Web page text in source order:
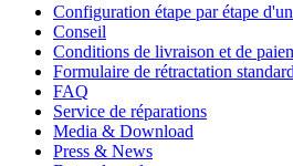
Configuration étape par étape
Conseil
Conditions de livraison et de
Formulaire de rétractation standard
FAQ
Service de réparations
Media & Download
Press & News